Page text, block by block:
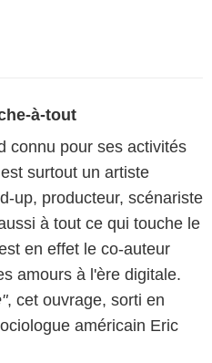
à-tout
connu pour ses activités
est surtout un artiste
up, producteur, scénariste
à tout ce qui touche le
en effet le co-auteur
amours à l'ère digitale.
, cet ouvrage, sorti en
américain Eric